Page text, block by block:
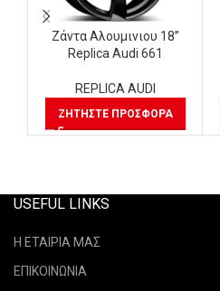
Ζάντα Αλουμινιου 18”
Replica Audi 661
REPLICA AUDI
ΖΗΤΉΣΤΕ ΠΡΟΣΦΟΡΆ
USEFUL LINKS
Η ΕΤΑΙΡΙΑ ΜΑΣ
ΕΠΙΚΟΙΝΩΝΙΑ